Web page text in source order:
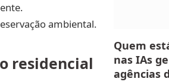
ambiental.
residencial
Quem
nas IAs
agências